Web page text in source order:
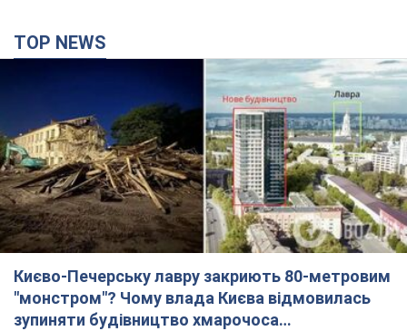
TOP NEWS
Києво-Печерську лавру закриють 80-метровим
"монстром"? Чому влада Києва відмовилась
зупиняти будівництво хмарочоса